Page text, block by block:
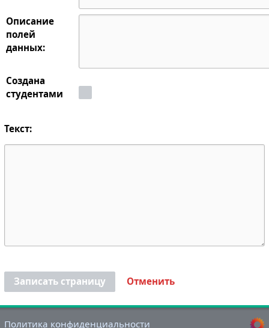
Описание
полей
данных:
Создана
студентами
Текст:
Записать страницу Отменить
Политика конфиденциальности